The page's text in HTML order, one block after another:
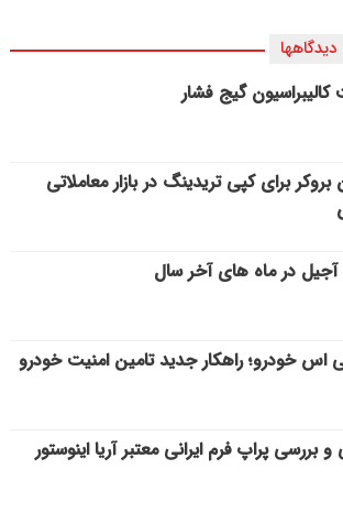
دیدگاهها
گیج فشار
بروکر برای کپی‌ تریدینگ در بازار معاملاتی
در ماه های آخر سال
خودرو؛ راهکار جدید تامین امنیت خودرو
بررسی پراپ فرم ایرانی معتبر آریا اینوستور